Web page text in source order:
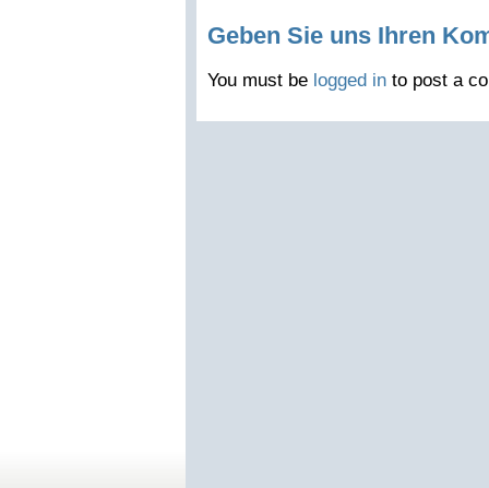
Geben Sie uns Ihren
You must be logged in to post a